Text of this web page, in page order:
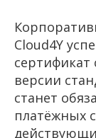
Cloud4Y
сертификат
версии
станет
платёжных